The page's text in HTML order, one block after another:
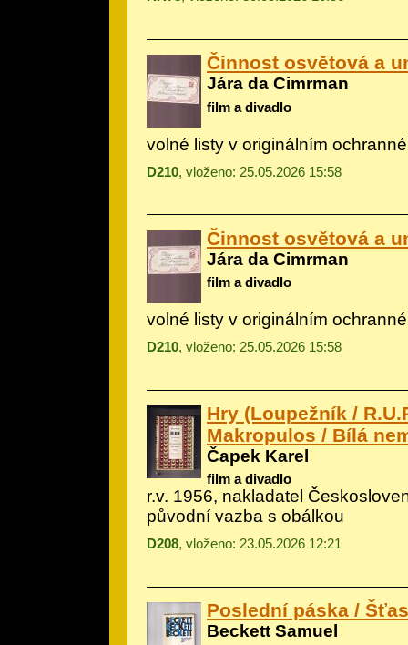
Činnost osvětová a
Jára da Cimrman
film a divadlo
volné listy v originálním
D210, vloženo: 25.05.2026 15:58
Činnost osvětová a
Jára da Cimrman
film a divadlo
volné listy v originálním
D210, vloženo: 25.05.2026 15:58
Hry (Loupežník /
Makropulos / Bílá
Čapek Karel
film a divadlo
r.v. 1956, nakladatel
původní vazba s obálkou
D208, vloženo: 23.05.2026 12:21
Poslední páska /
Beckett Samuel